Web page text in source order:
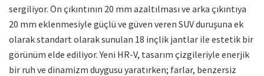
sergiliyor. Ön çıkıntının 20 mm azaltılması ve arka çıkıntıya
20 mm eklenmesiyle güçlü ve güven veren SUV duruşuna ek
olarak standart olarak sunulan 18 inçlik jantlar ile estetik bir
görünüm elde ediliyor. Yeni HR-V, tasarım çizgileriyle enerjik
bir ruh ve dinamizm duygusu yaratırken; farlar, benzersiz